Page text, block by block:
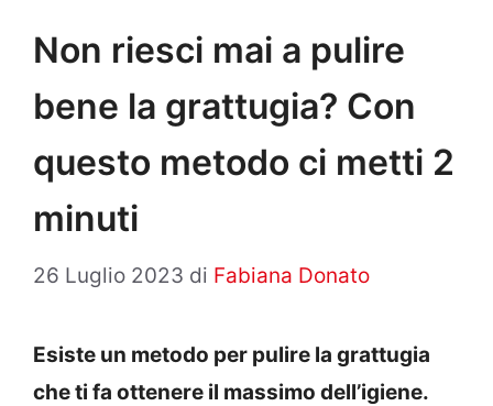
Non riesci mai a pulire
bene la grattugia? Con
questo metodo ci metti 2
minuti
26 Luglio 2023 di Fabiana Donato
Esiste un metodo per pulire la grattugia
che ti fa ottenere il massimo dell’igiene.